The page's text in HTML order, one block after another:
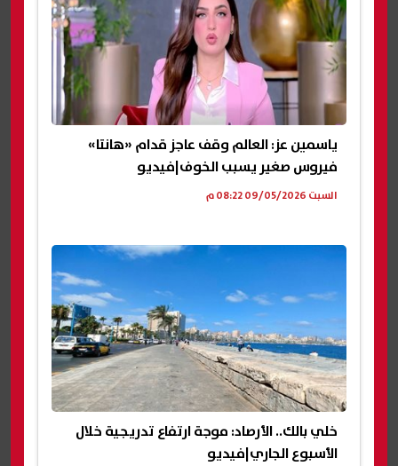
ياسمين عز: العالم وقف عاجز قدام «هانتا»
فيروس صغير يسبب الخوف|فيديو
السبت 09/05/2026 08:22 م
خلي بالك.. الأرصاد: موجة ارتفاع تدريجية خلال
الأسبوع الجاري|فيديو